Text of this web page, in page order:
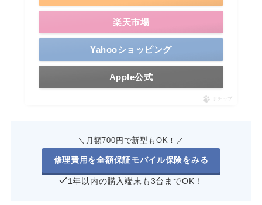
楽天市場
Yahooショッピング
Apple公式
ポチップ
＼月額700円で新型もOK！／
修理費用を全額保証モバイル保険をみる
1年以内の購入端末も3台までOK！